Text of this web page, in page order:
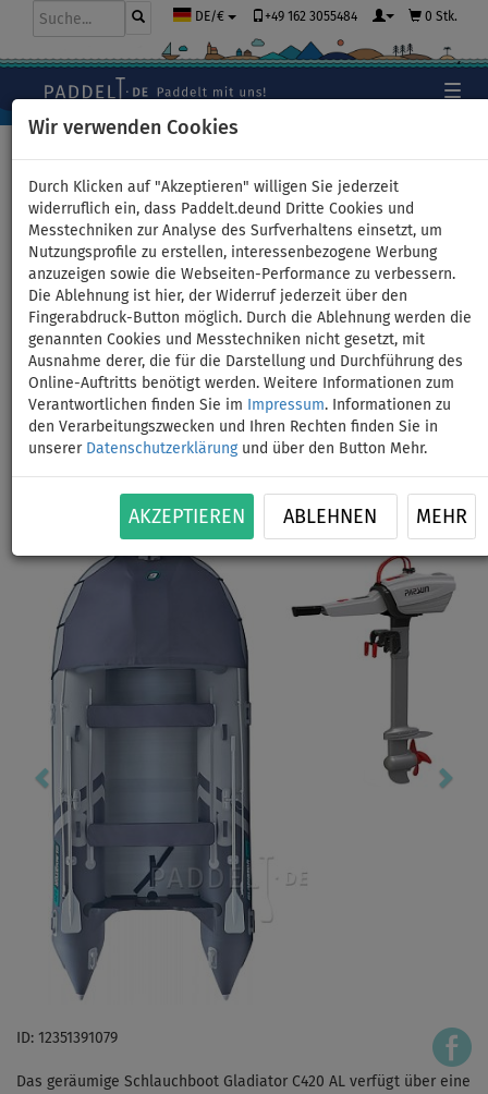
Wir verwenden Cookies
Durch Klicken auf "Akzeptieren" willigen Sie jederzeit
widerruflich ein, dass Paddelt.deund Dritte Cookies und
Messtechniken zur Analyse des Surfverhaltens einsetzt, um
Nutzungsprofile zu erstellen, interessenbezogene Werbung
anzuzeigen sowie die Webseiten-Performance zu verbessern.
Die Ablehnung ist hier, der Widerruf jederzeit über den
Fingerabdruck-Button möglich. Durch die Ablehnung werden die
genannten Cookies und Messtechniken nicht gesetzt, mit
Ausnahme derer, die für die Darstellung und Durchführung des
Online-Auftritts benötigt werden. Weitere Informationen zum
Verantwortlichen finden Sie im
Impressum. Informationen zu
den Verarbeitungszwecken und Ihren Rechten finden Sie in
unserer Datenschutzerklärungund über den Button Mehr.
AKZEPTIEREN ABLEHNEN MEHR
DE/€ +49 162 3055484 0 Stk.
Schlauchboot GLADIATOR
ACTIVE C420AL light dark grey
mit Aluminiumboden - Set:
mit Elektromotor PARSUN JOY
1,2 kW
BIS
Previous Next
ID: 12351391079
Das geräumige Schlauchboot Gladiator C420 AL verfügt über eine